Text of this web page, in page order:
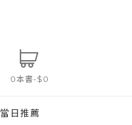
0本書-$0
當日推薦